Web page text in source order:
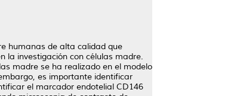
humanas de alta calidad que
la investigación con células madre.
madre se ha realizado en el modelo
es importante identificar
el marcador endotelial CD146